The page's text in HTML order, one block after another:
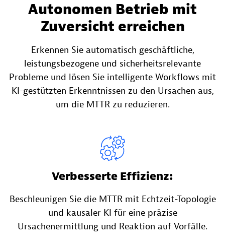
Autonomen Betrieb mit
Zuversicht erreichen
Erkennen Sie automatisch geschäftliche,
leistungsbezogene und sicherheitsrelevante
Probleme und lösen Sie intelligente Workflows mit
KI-gestützten Erkenntnissen zu den Ursachen aus,
um die MTTR zu reduzieren.
Verbesserte Effizienz:
Beschleunigen Sie die MTTR mit Echtzeit-Topologie
und kausaler KI für eine präzise
Ursachenermittlung und Reaktion auf Vorfälle.